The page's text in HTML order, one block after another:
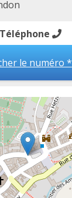
Téléphone
le numéro *